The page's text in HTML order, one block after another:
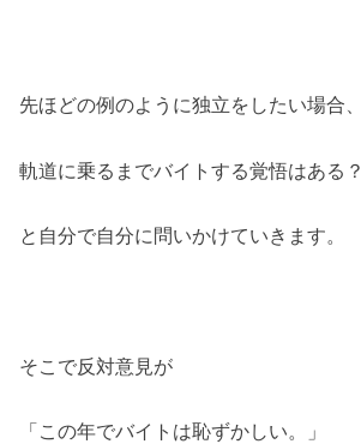
先ほどの例のように独立をしたい場合、
軌道に乗るまでバイトする覚悟はある？
と自分で自分に問いかけていきます。
そこで反対意見が
「この年でバイトは恥ずかしい。」